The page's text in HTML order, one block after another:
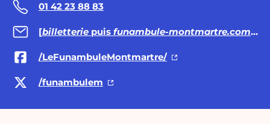
01 42 23 88 83
[billetterie puis funambule-montmartre.com
/LeFunambuleMontmartre/
/funambulem